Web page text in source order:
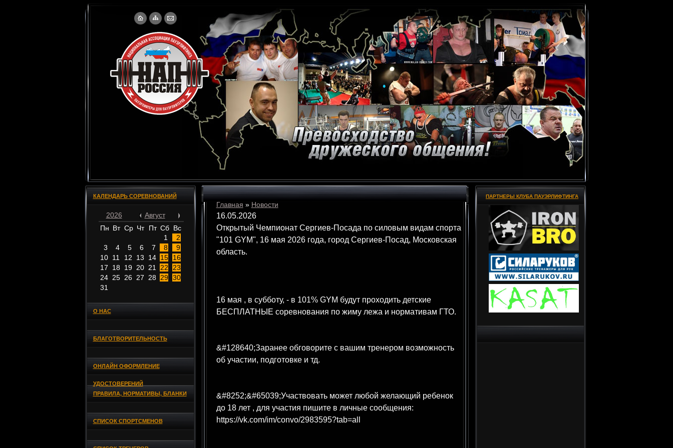
КАЛЕНДАРЬ СОРЕВНОВАНИЙ
2026
Август
Пн Вт Ср Чт Пт Сб Вс
1
2
3
4 5 6 7 8
9
10 11 12 13 14 15
16
17
18 19 20 21 22
23
24 25 26 27 28 29 30
31
О НАС
БЛАГОТВОРИТЕЛЬНОСТЬ
ОНЛАЙН ОФОРМЛЕНИЕ
УДОСТОВЕРЕНИЙ
ПРАВИЛА, НОРМАТИВЫ, БЛАНКИ
СПИСОК СПОРТСМЕНОВ
Главная » Новости
16.05.2026
Открытый Чемпионат Сергиев-Посада по силовым видам спорта
"101 GYM", 16 мая 2026 года, город Сергиев-Посад, Московская
область.
16 мая , в субботу, - в 101% GYM будут проходить детские
БЕСПЛАТНЫЕ соревнования по жиму лежа и нормативам ГТО.
&#128640;Заранее обговорите с вашим тренером возможность
об участии, подготовке и тд.
&#8252;&#65039;Участвовать может любой желающий ребенок
до 18 лет , для участия пишите в личные сообщения:
https://vk.com/im/convo/2983595?tab=all
ПАРТНЕРЫ КЛУБА ПАУЭРЛИФТИНГА